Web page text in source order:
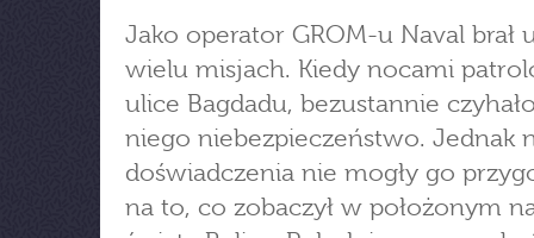
Jako operator GROM-u Naval brał
wielu misjach. Kiedy nocami
ulice Bagdadu, bezustannie
niego niebezpieczeństwo. Jednak
doświadczenia nie mogły go
na to, co zobaczył w położonym